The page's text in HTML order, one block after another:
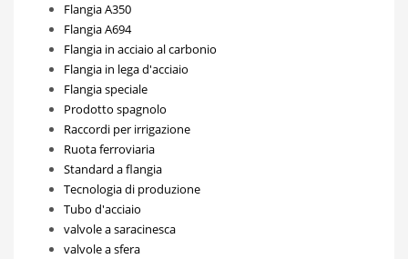
Flangia A350
Flangia A694
Flangia in acciaio al carbonio
Flangia in lega d'acciaio
Flangia speciale
Prodotto spagnolo
Raccordi per irrigazione
Ruota ferroviaria
Standard a flangia
Tecnologia di produzione
Tubo d'acciaio
valvole a saracinesca
valvole a sfera